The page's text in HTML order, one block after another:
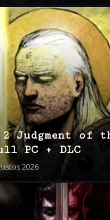
Judgment of
PC + DLC
2026